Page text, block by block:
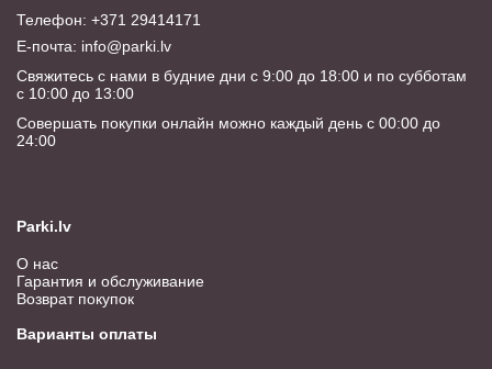
Телефон: +371 29414171
E-почта: info@parki.lv
Свяжитесь с нами в будние дни с 9:00 до 18:00 и по субботам
с 10:00 до 13:00
Совершать покупки онлайн можно каждый день с 00:00 до
24:00
Parki.lv
О нас
Гарантия и обслуживание
Возврат покупок
Варианты оплаты